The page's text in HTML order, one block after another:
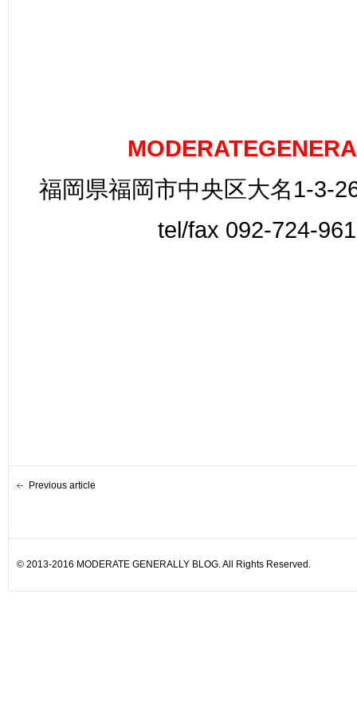
福岡県福岡市中央区大名1-3-
tel/fax 092-724-
Previous article
© 2013-2016 MODERATE GENERALLY BLOG. All Rights Reserved.